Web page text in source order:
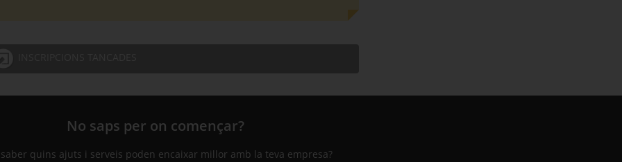
No saps per on començar?
quins ajuts i serveis poden encaixar millor amb la teva empresa?